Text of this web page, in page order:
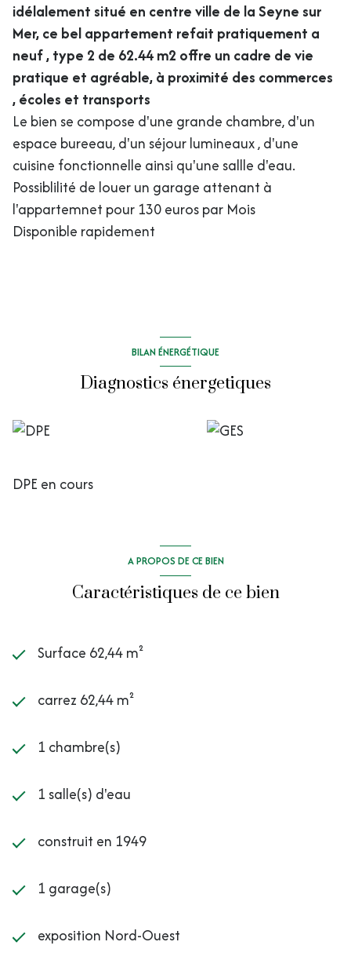
idélalement situé en centre ville de la Seyne sur
Mer, ce bel appartement refait pratiquement a
neuf , type 2 de 62.44 m2 offre un cadre de vie
pratique et agréable, à proximité des commerces
, écoles et transports
Le bien se compose d'une grande chambre, d'un
espace bureeau, d'un séjour lumineaux , d'une
cuisine fonctionnelle ainsi qu'une sallle d'eau.
Possiblilité de louer un garage attenant à
l'appartemnet pour 130 euros par Mois
Disponible rapidement
BILAN ÉNERGÉTIQUE
Diagnostics énergetiques
DPE en cours
A PROPOS DE CE BIEN
Caractéristiques de ce bien
Surface 62,44 m²
carrez 62,44 m²
1 chambre(s)
1 salle(s) d'eau
construit en 1949
1 garage(s)
exposition Nord-Ouest